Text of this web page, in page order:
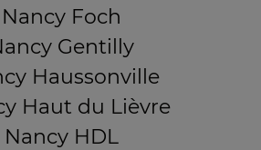
Nancy Foch
Gentilly
Haussonville
Haut du Lièvre
Nancy HDL